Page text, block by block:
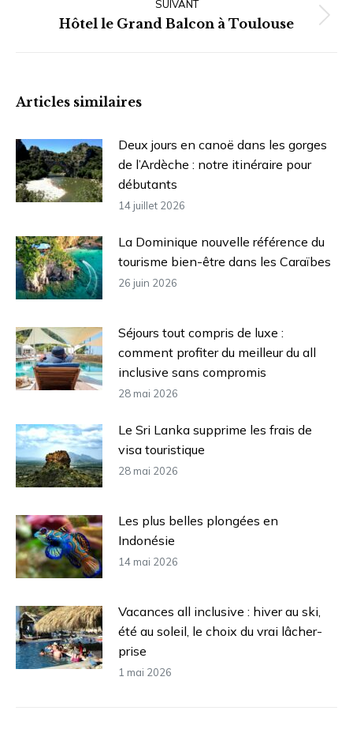
SUIVANT
Article
Hôtel le Grand Balcon à Toulouse
Articles similaires
Deux jours en canoë dans les gorges
de l’Ardèche : notre itinéraire pour
débutants
14 juillet 2026
La Dominique nouvelle référence du
tourisme bien-être dans les Caraïbes
26 juin 2026
Séjours tout compris de luxe :
comment profiter du meilleur du all
inclusive sans compromis
28 mai 2026
Le Sri Lanka supprime les frais de
visa touristique
28 mai 2026
Les plus belles plongées en
Indonésie
14 mai 2026
Vacances all inclusive : hiver au ski,
été au soleil, le choix du vrai lâcher-
prise
1 mai 2026